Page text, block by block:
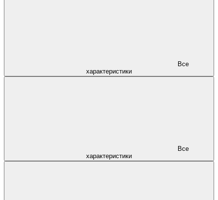
характеристики
характеристики